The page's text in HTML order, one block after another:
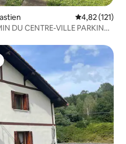
Évaluation
4,82 (121)
DU CENTRE-VILLE PARKING